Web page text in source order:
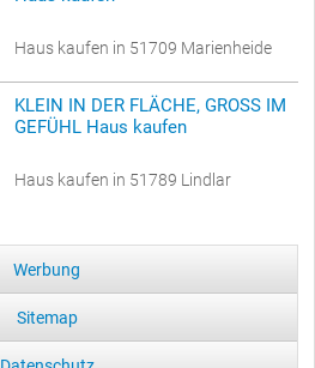
Haus kaufen in 51709 Marienheide
KLEIN IN DER FLÄCHE, GROSS IM
GEFÜHL Haus kaufen
Haus kaufen in 51789 Lindlar
Werbung
Sitemap